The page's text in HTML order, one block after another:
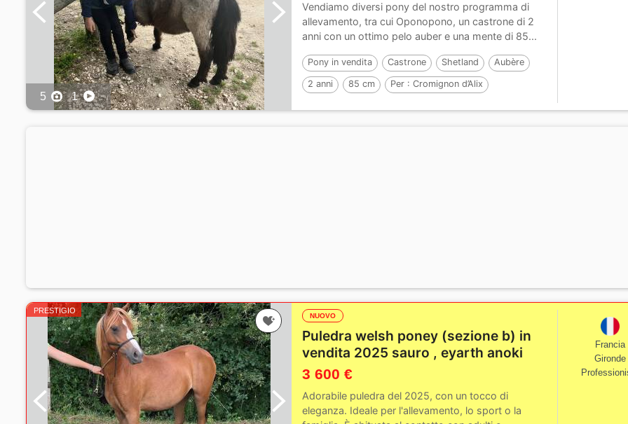
5 1
Vendiamo diversi pony del nostro programma di
allevamento, tra cui Oponopono, un castrone di 2
anni con un ottimo pelo auber e una mente di 85...
Pony in vendita Castrone Shetland Aubère
2 anni 85 cm Per :Cromignon d’Alix
PRESTIGIO
NUOVO
Puledra welsh poney (sezione b) in
vendita 2025 sauro , eyarth anoki
3 600 €
Adorabile puledra del 2025, con un tocco di
eleganza. Ideale per l'allevamento, lo sport o la
Francia
Gironde